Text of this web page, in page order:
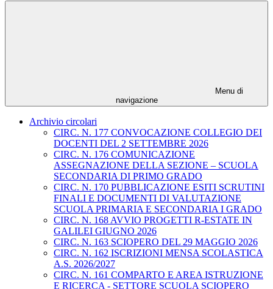
Menu di
navigazione
Archivio circolari
CIRC. N. 177 CONVOCAZIONE COLLEGIO DEI
DOCENTI DEL 2 SETTEMBRE 2026
CIRC. N. 176 COMUNICAZIONE
ASSEGNAZIONE DELLA SEZIONE – SCUOLA
SECONDARIA DI PRIMO GRADO
CIRC. N. 170 PUBBLICAZIONE ESITI SCRUTINI
FINALI E DOCUMENTI DI VALUTAZIONE
SCUOLA PRIMARIA E SECONDARIA I GRADO
CIRC. N. 168 AVVIO PROGETTI R-ESTATE IN
GALILEI GIUGNO 2026
CIRC. N. 163 SCIOPERO DEL 29 MAGGIO 2026
CIRC. N. 162 ISCRIZIONI MENSA SCOLASTICA
A.S. 2026/2027
CIRC. N. 161 COMPARTO E AREA ISTRUZIONE
E RICERCA - SETTORE SCUOLA SCIOPERO